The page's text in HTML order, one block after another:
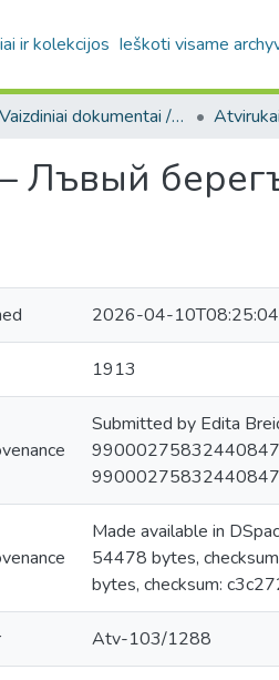
ir kolekcijos Ieškoti visame
4.3. Vaizdiniai dokumentai / Visual documents
Лъвый
2026-04-
1913
Submitted by Edita
Made available in
54478 bytes,
bytes, checksum:
Atv-103/1288